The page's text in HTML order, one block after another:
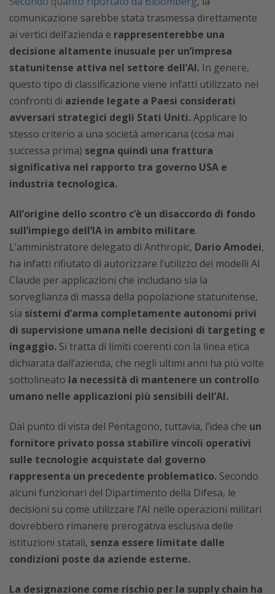
comunicazione sarebbe stata trasmessa direttamente
ai vertici dell’azienda e rappresenterebbe una
decisione altamente inusuale per un’impresa
statunitense attiva nel settore dell’AI. In genere,
questo tipo di classificazione viene infatti utilizzato nei
confronti di aziende legate a Paesi considerati
avversari strategici degli Stati Uniti.Applicare lo
stesso criterio a una società americana (cosa mai
successa prima) segna quindi una frattura
significativa nel rapporto tra governo USA e
industria tecnologica.
All’origine dello scontro c’è un disaccordo di fondo
sull’impiego dell’IA in ambito militare.
L’amministratore delegato di Anthropic, Dario Amodei,
ha infatti rifiutato di autorizzare l’utilizzo dei modelli AI
Claude per applicazioni che includano sia la
sorveglianza di massa della popolazione statunitense,
sia sistemi d’arma completamente autonomi privi
di supervisione umana nelle decisioni di targeting e
ingaggio. Si tratta di limiti coerenti con la linea etica
dichiarata dall’azienda, che negli ultimi anni ha più volte
sottolineato la necessità di mantenere un controllo
umano nelle applicazioni più sensibili dell’AI.
Dal punto di vista del Pentagono, tuttavia, l’idea che un
fornitore privato possa stabilire vincoli operativi
sulle tecnologie acquistate dal governo
rappresenta un precedente problematico. Secondo
alcuni funzionari del Dipartimento della Difesa, le
decisioni su come utilizzare l’AI nelle operazioni militari
dovrebbero rimanere prerogativa esclusiva delle
istituzioni statali, senza essere limitate dalle
condizioni poste da aziende esterne.
La designazione come rischio per la supply chain ha